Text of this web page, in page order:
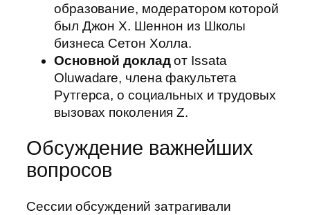
образование, модератором которой
был Джон Х. Шеннон из Школы
бизнеса Сетон Холла.
Основной докладот Issata
Oluwadare, члена факультета
Рутгерса, о социальных и трудовых
вызовах поколения Z.
Обсуждение важнейших
вопросов
Сессии обсуждений затрагивали